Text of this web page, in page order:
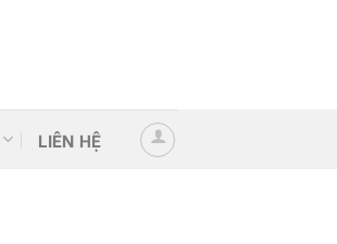
LIÊN HỆ